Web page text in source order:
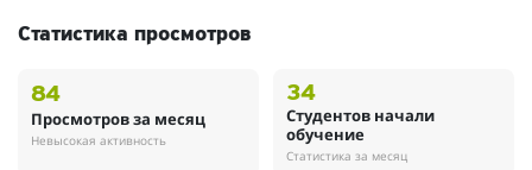
Статистика просмотров
84
Просмотров за месяц
Невысокая активность
34
Студентов начали
обучение
Статистика за месяц